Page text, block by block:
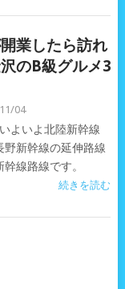
業したら訪れ
のB級グルメ3
04
よいよ北陸新幹線
野新幹線の延伸路線
線路線です。
続きを読む